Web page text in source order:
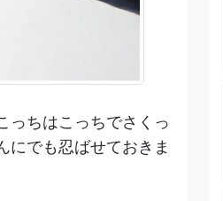
っちはこっちでさくっ
にでも忍ばせておきま